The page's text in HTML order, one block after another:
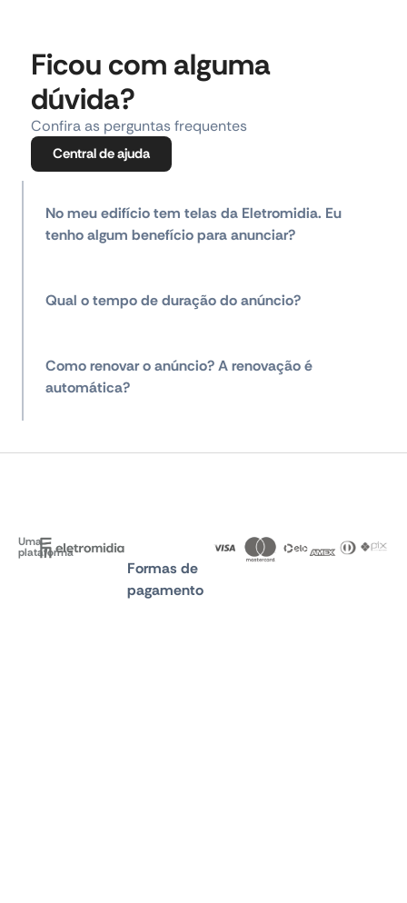
Ficou com alguma
dúvida?
Confira as perguntas frequentes
Central de ajuda
No meu edifício tem telas da Eletromidia. Eu
tenho algum benefício para anunciar?
Qual o tempo de duração do anúncio?
Como renovar o anúncio? A renovação é
automática?
Uma
plataforma
Formas de
pagamento